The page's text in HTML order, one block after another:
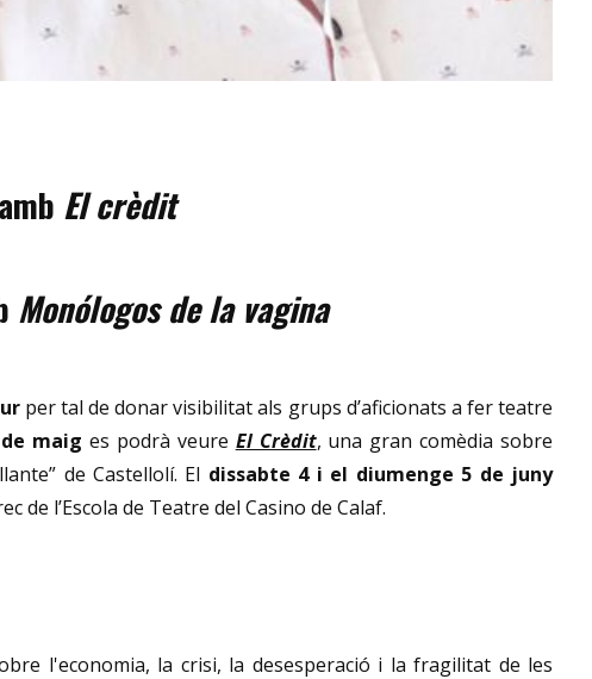
El crèdit
Monólogos de la vagina
per tal de donar visibilitat als grups d’aficionats a fer teatre
maig es podrà veure El Crèdit, una gran comèdia sobre
de Castellolí. El dissabte 4 i el diumenge 5 de juny
de l’Escola de Teatre del Casino de Calaf.
l'economia, la crisi, la desesperació i la fragilitat de les